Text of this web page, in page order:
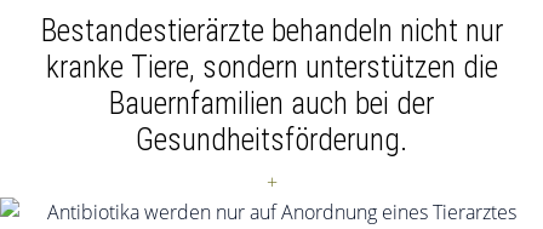
Bestandestierärzte behandeln nicht nur
kranke Tiere, sondern unterstützen die
Bauernfamilien auch bei der
Gesundheitsförderung.
+